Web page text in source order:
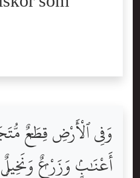
وَفِى ٱلْأَرْضِ قِطَعٌۭ
أَعْنَٰبٍۢ وَزَرْعٌۭ